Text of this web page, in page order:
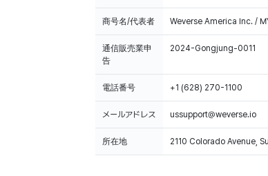
商号名/代表者 Weverse America Inc. /
通信販売業申
告
2024-Gongjung-0011
電話番号 +1 (628) 270-1100
メールアドレス ussupport@weverse.io
所在地 2110 Colorado Avenue,